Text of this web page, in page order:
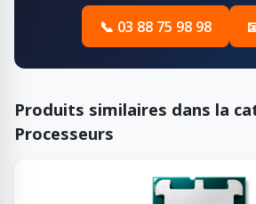
📞 03 88 75 98 98
Produits similaires dans la
Processeurs